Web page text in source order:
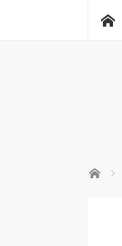
ホーム